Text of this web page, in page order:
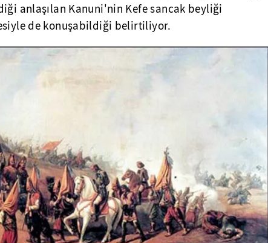
anlaşılan Kanuni'nin Kefe sancak beyliği
de konuşabildiği belirtiliyor.